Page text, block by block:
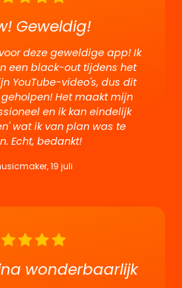
Geweldig!
deze geweldige app! Ik
een black-out tijdens het
YouTube-video's, dus dit
Het maakt mijn
en ik kan eindelijk
wat ik van plan was te
Echt, bedankt!
19 juli
wonderbaarlijk